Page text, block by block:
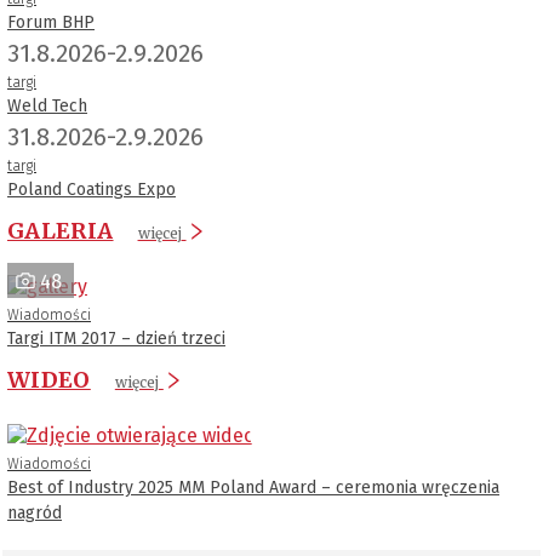
Forum BHP
31.8.2026-2.9.2026
targi
Weld Tech
31.8.2026-2.9.2026
targi
Poland Coatings Expo
GALERIA więcej
48
Wiadomości
Targi ITM 2017 – dzień trzeci
WIDEO więcej
Wiadomości
Best of Industry 2025 MM Poland Award – ceremonia wręczenia
nagród